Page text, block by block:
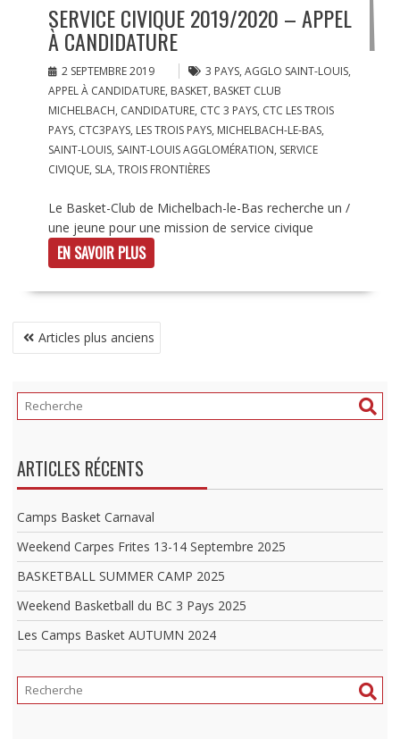
SERVICE CIVIQUE 2019/2020 – APPEL
À CANDIDATURE
2 SEPTEMBRE 2019 3 PAYS, AGGLO SAINT-LOUIS,
APPEL À CANDIDATURE, BASKET, BASKET CLUB
MICHELBACH, CANDIDATURE, CTC 3 PAYS, CTC LES TROIS
PAYS, CTC3PAYS, LES TROIS PAYS, MICHELBACH-LE-BAS,
SAINT-LOUIS, SAINT-LOUIS AGGLOMÉRATION, SERVICE
CIVIQUE, SLA, TROIS FRONTIÈRES
Le Basket-Club de Michelbach-le-Bas recherche un /
une jeune pour une mission de service civique
EN SAVOIR PLUS
NAVIGATION
DESArticles plus anciens
ARTICLES RÉCENTS
Camps Basket Carnaval
Weekend Carpes Frites 13-14 Septembre 2025
BASKETBALL SUMMER CAMP 2025
Weekend Basketball du BC 3 Pays 2025
Les Camps Basket AUTUMN 2024